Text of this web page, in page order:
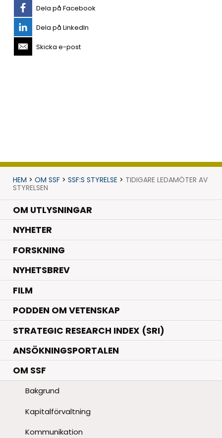
Dela på Facebook
Dela på LinkedIn
Skicka e-post
HEM > OM SSF> SSF:S STYRELSE > TIDIGARE LEDAMÖTER AV
STYRELSEN
OM UTLYSNINGAR
NYHETER.
FORSKNING.
NYHETSBREV
FILM
PODDEN OM VETENSKAP
STRATEGIC RESEARCH INDEX (SRI)
ANSÖKNINGSPORTALEN
OM SSF
Bakgrund
Kapitalförvaltning
Kommunikation